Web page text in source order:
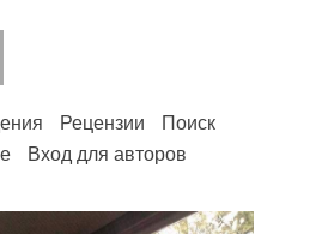
Рецензии
Поиск
Вход для авторов